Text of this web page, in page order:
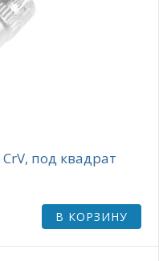
под квадрат
В КОРЗИНУ